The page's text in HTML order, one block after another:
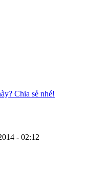
Chia sẻ nhé!
- 02:12